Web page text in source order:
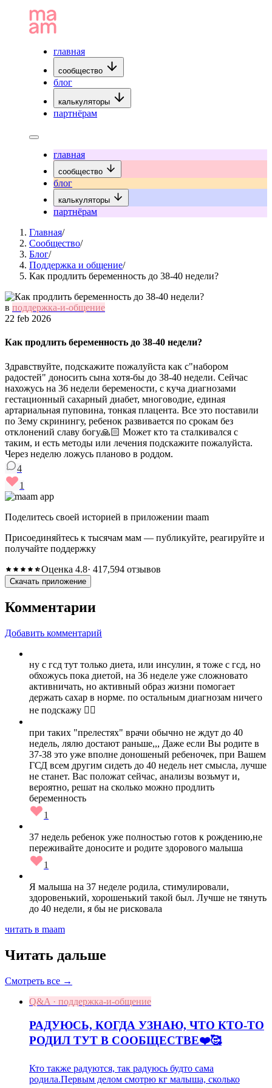
главная
сообщество
блог
калькуляторы
партнёрам
главная
сообщество
блог
калькуляторы
партнёрам
Главная/
Сообщество/
Блог/
Поддержка и общение/
Как продлить беременность до 38-40 недели?
в поддержка-и-общение
22 feb 2026
Как продлить беременность до 38-40 недели?
Здравствуйте, подскажите пожалуйста как с"набором
радостей" доносить сына хотя-бы до 38-40 недели. Сейчас
нахожусь на 36 недели беремености, с куча диагнозами
гестационный сахарный диабет, многоводие, единая
артариальная пуповина, тонкая плацента. Все это поставили
по 3ему скринингу, ребенок развивается по срокам без
отклонений славу богу🙏🏻 Может кто та сталкивался с
таким, и есть методы или лечения подскажите пожалуйста.
Через неделю ложусь планово в роддом.
4
1
Поделитесь своей историей в приложении maam
Присоединяйтесь к тысячам мам — публикуйте, реагируйте и
получайте поддержку
Оценка 4.8· 417,594 отзывов
Скачать приложение
Комментарии
Добавить комментарий
ну с гсд тут только диета, или инсулин, я тоже с гсд, но
обхожусь пока диетой, на 36 неделе уже сложновато
активничать, но активный образ жизни помогает
держать сахар в норме. по остальным диагнозам ничего
не подскажу 🤷‍♀️
при таких "прелестях" врачи обычно не ждут до 40
недель, лялю достают раньше,,, Даже если Вы родите в
37-38 это уже вполне доношеный ребеночек, при Вашем
ГСД всем другим сидеть до 40 недель нет смысла, лучше
не станет. Вас положат сейчас, анализы возьмут и,
вероятно, решат на сколько можно продлить
беременность
1
37 недель ребенок уже полностью готов к рождению,не
переживайте доносите и родите здорового малыша
1
Я малыша на 37 неделе родила, стимулировали,
здоровенький, хорошенький такой был. Лучше не тянуть
до 40 недели, я бы не рисковала
читать в maam
Читать дальше
Смотреть все →
Q&A · поддержка-и-общение
РАДУЮСЬ, КОГДА УЗНАЮ, ЧТО КТО-ТО
РОДИЛ ТУТ В СООБЩЕСТВЕ❤️🥰
Кто также радуются, так радуюсь будто сама
родила.Первым делом смотрю кг малыша, сколько